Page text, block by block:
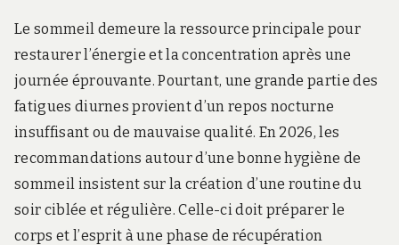
Le sommeil demeure la ressource principale pour
restaurer l’énergie et la concentration après une
journée éprouvante. Pourtant, une grande partie des
fatigues diurnes provient d’un repos nocturne
insuffisant ou de mauvaise qualité. En 2026, les
recommandations autour d’une bonne hygiène de
sommeil insistent sur la création d’une routine du
soir ciblée et régulière. Celle-ci doit préparer le
corps et l’esprit à une phase de récupération